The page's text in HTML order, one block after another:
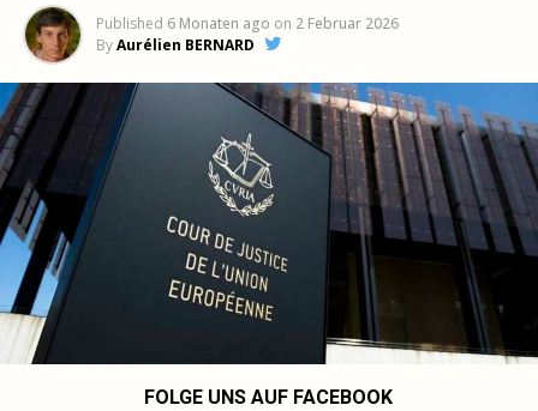
Published 6 Monaten ago on 2 Februar 2026
ByAurélien BERNARD
FOLGE UNS AUF FACEBOOK